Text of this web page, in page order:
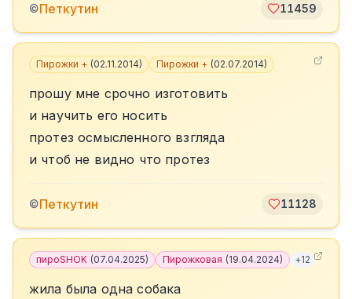
©Петкутин 11459
Пирожки + (02.11.2014) Пирожки + (02.07.2014)
прошу мне срочно изготовить
и научить его носить
протез осмысленного взгляда
и чтоб не видно что протез
©Петкутин 11128
пироSHOK (07.04.2025) Пирожковая (19.04.2024) +12
жила была одна собака